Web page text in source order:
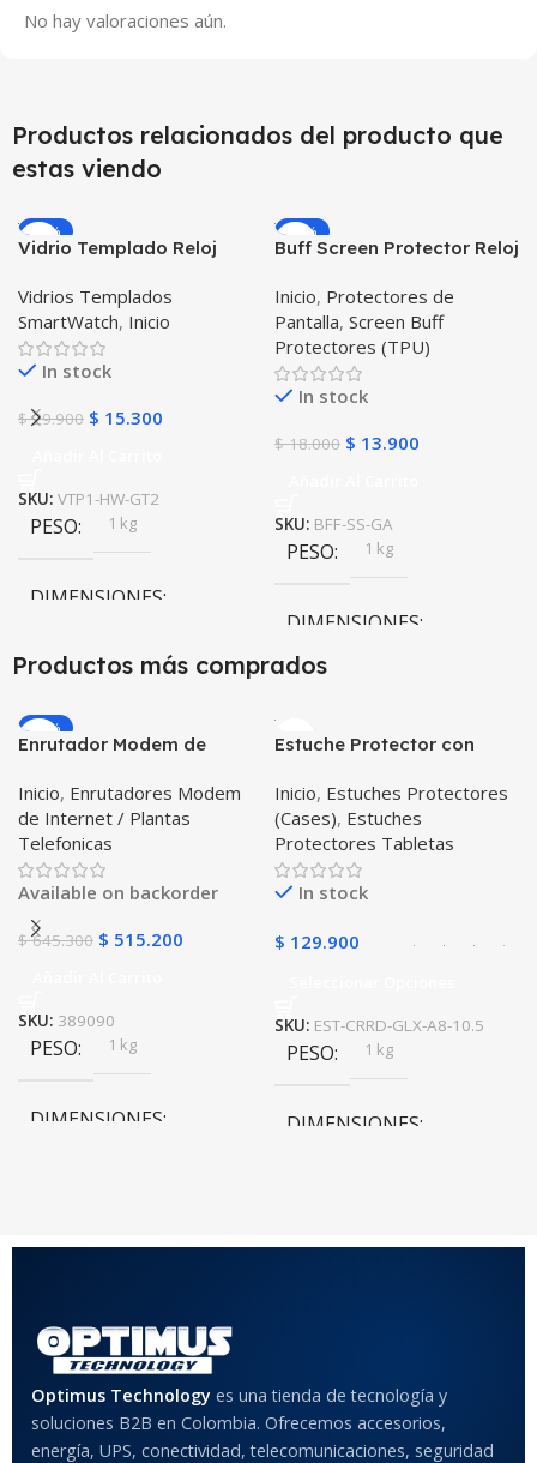
No hay valoraciones aún.
Productos relacionados del producto que
estas viendo
-49%
Vidrio Templado Reloj
Huawei Gt2 46mm
Vidrios Templados
SmartWatch, Inicio
In stock
$29.900 $ 15.300
SKU: VTP1-HW-GT2
PESO 1 kg
DIMENSIONES
20 × 20 × 20 cm
-23%
Buff Screen Protector Reloj
Samsung Galaxy Active
Inicio, Protectores de
Pantalla, Screen Buff
Protectores (TPU)
In stock
$18.000 $ 13.900
SKU: BFF-SS-GA
PESO 1 kg
DIMENSIONES
Productos más comprados
-20%
Enrutador Modem de
Libre Todo Operador 4G
LTE SIMCARD
Inicio, Enrutadores Modem
de Internet / Plantas
Telefonicas
Available on backorder
$645.300 $ 515.200
SKU: 389090
PESO 1 kg
DIMENSIONES
Estuche Protector con
Tablet Samsung Galaxy
Tab A8 10.5 2021 – 2022
SM-x200 SM-x205 Anti
golpes con soporte
Inicio, Estuches Protectores
(Cases), Estuches
Protectores Tabletas
In stock
$ 129.900
SKU: EST-CRRD-GLX-A8-10.5
PESO 1 kg
DIMENSIONES
COLOR
Anti-Shock
Optimus Technology es una tienda de tecnología y
soluciones B2B en Colombia. Ofrecemos accesorios,
energía, UPS, conectividad, telecomunicaciones, seguridad